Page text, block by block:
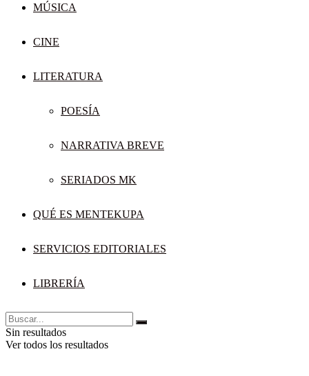
MÚSICA
CINE
LITERATURA
POESÍA
NARRATIVA BREVE
SERIADOS MK
QUÉ ES MENTEKUPA
SERVICIOS EDITORIALES
LIBRERÍA
Sin resultados
Ver todos los resultados